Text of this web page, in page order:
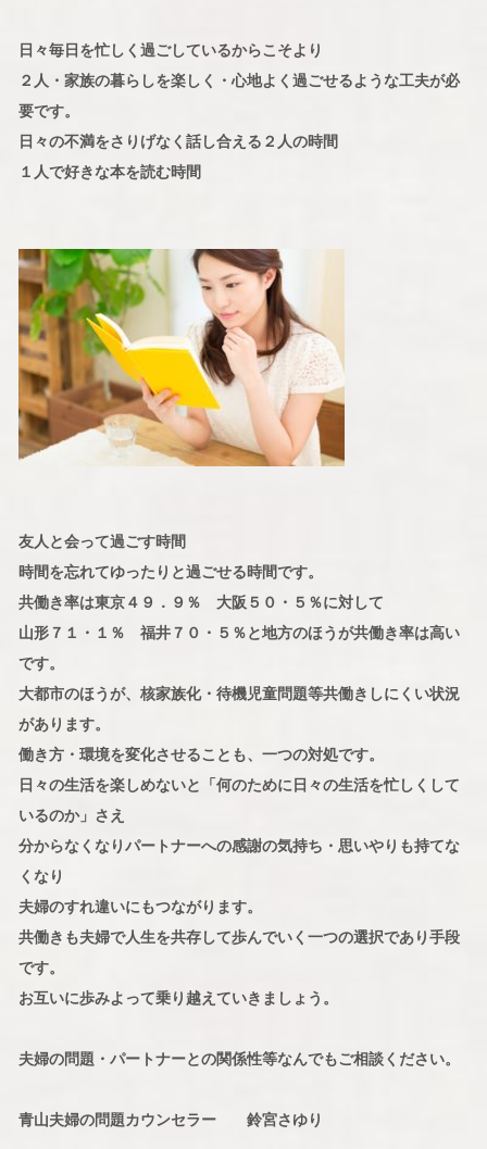
日々毎日を忙しく過ごしているからこそより
２人・家族の暮らしを楽しく・心地よく過ごせるような工夫が必
要です。
日々の不満をさりげなく話し合える２人の時間
１人で好きな本を読む時間
友人と会って過ごす時間
時間を忘れてゆったりと過ごせる時間です。
共働き率は東京４９．９％ 大阪５０・５％に対して
山形７１・１％ 福井７０・５％と地方のほうが共働き率は高い
です。
大都市のほうが、核家族化・待機児童問題等共働きしにくい状況
があります。
働き方・環境を変化させることも、一つの対処です。
日々の生活を楽しめないと「何のために日々の生活を忙しくして
いるのか」さえ
分からなくなりパートナーへの感謝の気持ち・思いやりも持てな
くなり
夫婦のすれ違いにもつながります。
共働きも夫婦で人生を共存して歩んでいく一つの選択であり手段
です。
お互いに歩みよって乗り越えていきましょう。
夫婦の問題・パートナーとの関係性等なんでもご相談ください。
青山夫婦の問題カウンセラー 鈴宮さゆり